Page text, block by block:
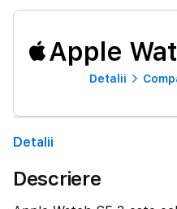
Apple
Detalii
Detalii
Descriere